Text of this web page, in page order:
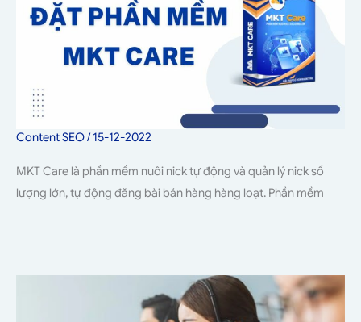
Content SEO/15-12-2022
MKT Care là phần mềm nuôi nick tự động và quản lý nick số
lượng lớn, tự động đăng bài bán hàng hàng loạt. Phần mềm